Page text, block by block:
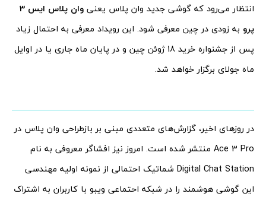
انتظار می‌رود که گوشی جدید وان پلاس یعنی
وان پلاس ایس 3
پرو به زودی در چین معرفی شود. این رویداد معرفی به احتمال زیاد
پس از جشنواره خرید 18 ژوئن چین و در پایان ماه جاری یا در اوایل
ماه جولای برگزار خواهد شد.
در روزهای اخیر، گزارش‌های متعددی مبنی بر بازطراحی وان پلاس در
Ace 3 Pro منتشر شده است. امروز نیز افشاگر معروفی به نام
Digital Chat Station شماتیک احتمالی از نمونه اولیه مهندسی
این گوشی هوشمند را در شبکه احتماعی ویبو با کاربران به اشتراک